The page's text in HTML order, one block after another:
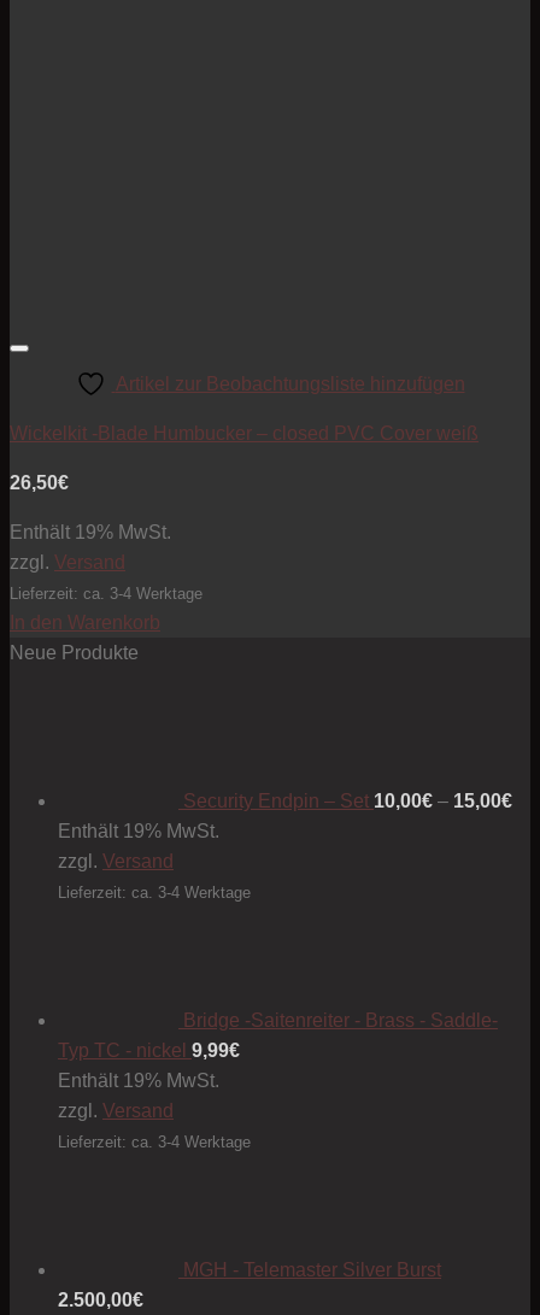
Artikel zur Beobachtungsliste hinzufügen
Wickelkit -Blade Humbucker – closed PVC Cover weiß
26,50€
Enthält 19% MwSt.
zzgl. Versand
Lieferzeit: ca. 3-4 Werktage
In den Warenkorb
Neue Produkte
Security Endpin – Set 10,00€ – 15,00€
Enthält 19% MwSt.
zzgl. Versand
Lieferzeit: ca. 3-4 Werktage
Bridge -Saitenreiter - Brass - Saddle-
Typ TC - nickel 9,99€
Enthält 19% MwSt.
zzgl. Versand
Lieferzeit: ca. 3-4 Werktage
MGH - Telemaster Silver Burst
2.500,00€